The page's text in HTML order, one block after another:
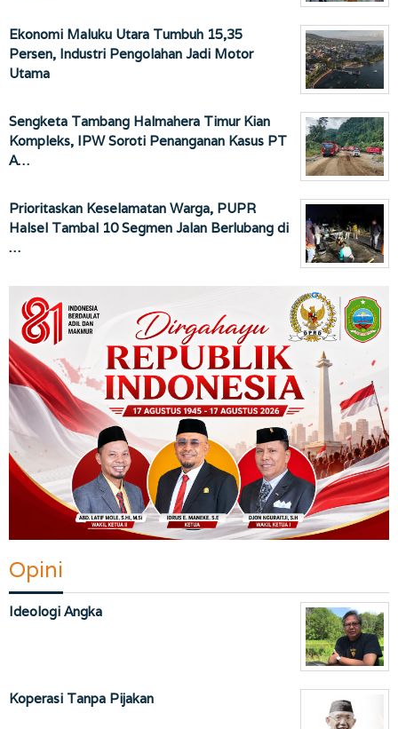
Ekonomi Maluku Utara Tumbuh 15,35
Persen, Industri Pengolahan Jadi Motor
Utama
Sengketa Tambang Halmahera Timur Kian
Kompleks, IPW Soroti Penanganan Kasus PT
A…
Prioritaskan Keselamatan Warga, PUPR
Halsel Tambal 10 Segmen Jalan Berlubang di
…
Opini
Ideologi Angka
Koperasi Tanpa Pijakan